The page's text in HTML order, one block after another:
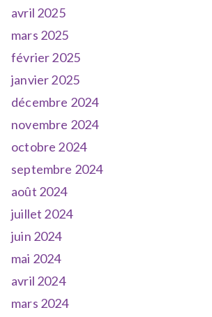
avril 2025
mars 2025
février 2025
janvier 2025
décembre 2024
novembre 2024
octobre 2024
septembre 2024
août 2024
juillet 2024
juin 2024
mai 2024
avril 2024
mars 2024